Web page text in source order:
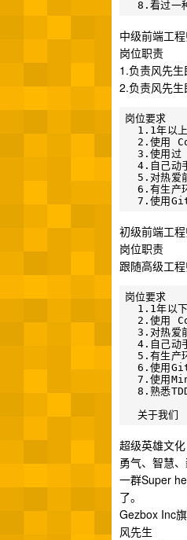
中级前端工
岗位职责
1.负责风先生
2.负责风先生
岗位要求
1.1年以上
2.使用
3.使用过
4.自己动
5.对热爱
6.有生产
初级前端工
岗位职责
跟随高级工
岗位要求
1.1年以下
2.使用
3.对热爱
4.自己动
5.有生产
6.使用Git
7.使用
8.熟悉TDD
超级英雄文化
勇气、智慧
一群Super
了。
Gezbox Inc
风先生